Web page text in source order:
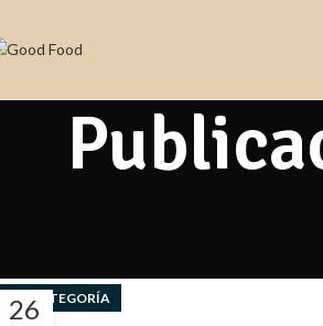
26
SIN CATEGORÍA